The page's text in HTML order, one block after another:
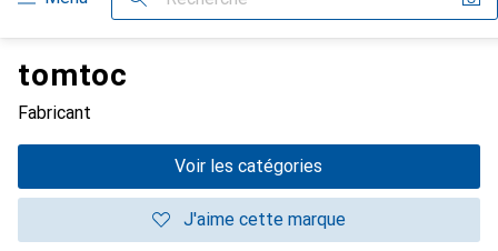
tomtoc
Fabricant
Voir les catégories
J'aime cette marque